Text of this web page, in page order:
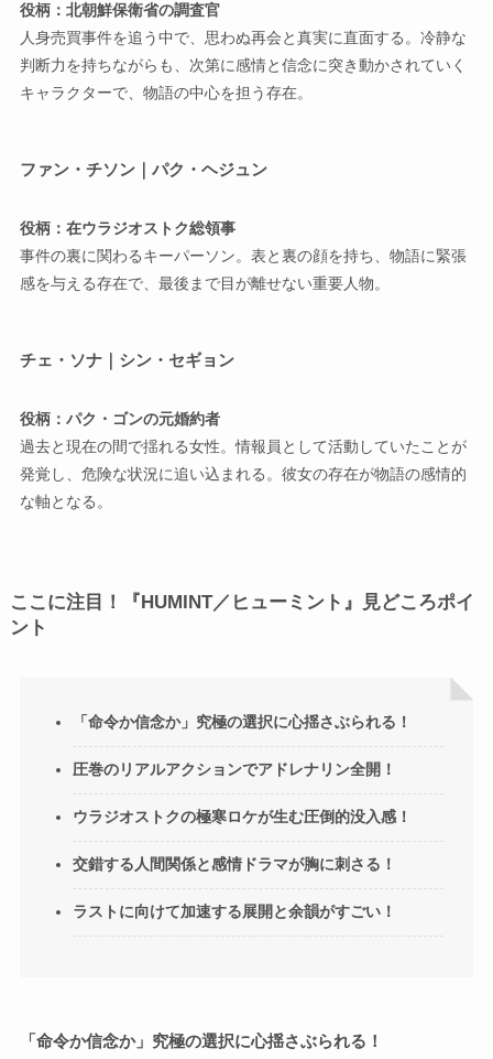
役柄：北朝鮮保衛省の調査官
人身売買事件を追う中で、思わぬ再会と真実に直面する。冷静な
判断力を持ちながらも、次第に感情と信念に突き動かされていく
キャラクターで、物語の中心を担う存在。
ファン・チソン｜パク・ヘジュン
役柄：在ウラジオストク総領事
事件の裏に関わるキーパーソン。表と裏の顔を持ち、物語に緊張
感を与える存在で、最後まで目が離せない重要人物。
チェ・ソナ｜シン・セギョン
役柄：パク・ゴンの元婚約者
過去と現在の間で揺れる女性。情報員として活動していたことが
発覚し、危険な状況に追い込まれる。彼女の存在が物語の感情的
な軸となる。
ここに注目！『HUMINT／ヒューミント』見どころポイ
ント
「命令か信念か」究極の選択に心揺さぶられる！
圧巻のリアルアクションでアドレナリン全開！
ウラジオストクの極寒ロケが生む圧倒的没入感！
交錯する人間関係と感情ドラマが胸に刺さる！
ラストに向けて加速する展開と余韻がすごい！
「命令か信念か」究極の選択に心揺さぶられる！